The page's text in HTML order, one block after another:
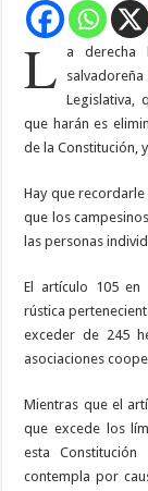
L
a derecha
Legislativa,
que harán es
de la Constitución,
Hay que
que los
las personas
El artículo 105 en
rústica
exceder de 245
asociaciones
Mientras que el
que excede los
esta
contempla por